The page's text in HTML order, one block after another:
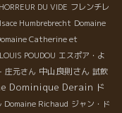
DU VIDE フレンチレ
Humbrebrecht Domaine
Catherine et
POUDOU エスポア・よ
庄元さん 中山良則さん 試飲
Dominique Derain ド
Domaine Richaud ジャン・ド